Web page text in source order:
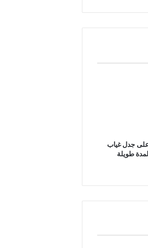
على جدل غياب
طويلة